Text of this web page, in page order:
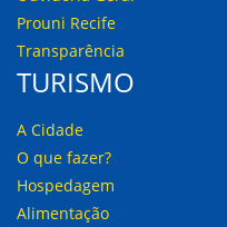
Prouni Recife
Transparência
TURISMO
A Cidade
O que fazer?
Hospedagem
Alimentação